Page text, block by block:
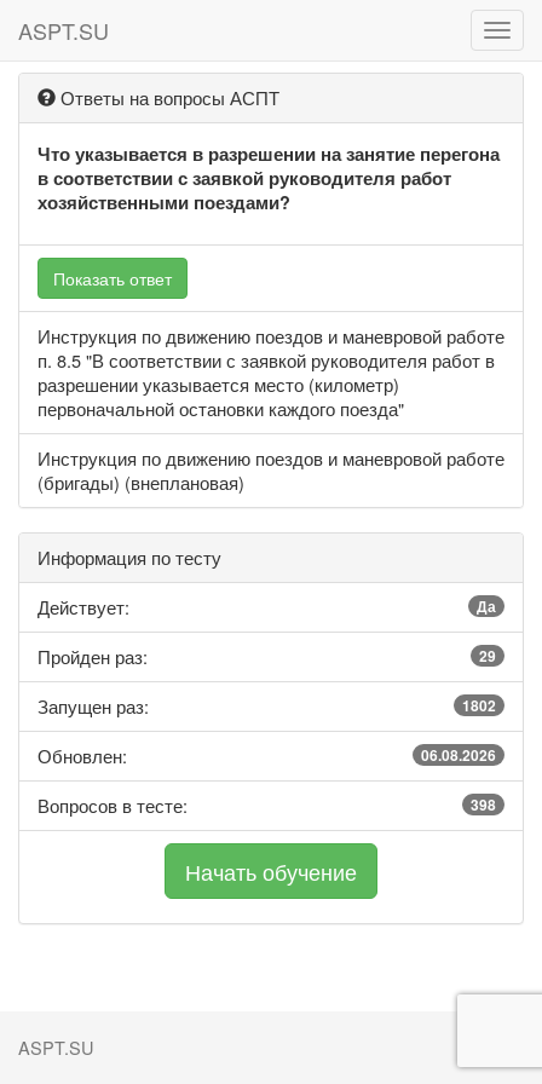
ASPT.SU
Ответы на вопросы АСПТ
Что указывается в разрешении на занятие перегона
в соответствии с заявкой руководителя работ
хозяйственными поездами?
Показать ответ
Инструкция по движению поездов и маневровой работе
п. 8.5 "В соответствии с заявкой руководителя работ в
разрешении указывается место (километр)
первоначальной остановки каждого поезда"
Инструкция по движению поездов и маневровой работе
(бригады) (внеплановая)
Информация по тесту
Действует:
Да
Пройден раз: 29
Запущен раз: 1802
Обновлен: 06.08.2026
Вопросов в тесте: 398
ASPT.SU